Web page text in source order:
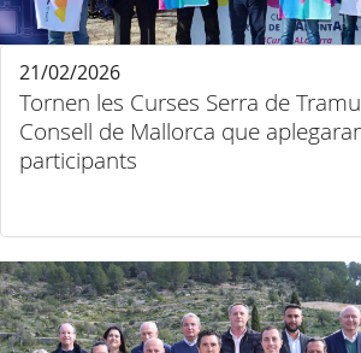
Tornen les Curses Serra de
Consell de Mallorca que
participants
21/02/2026